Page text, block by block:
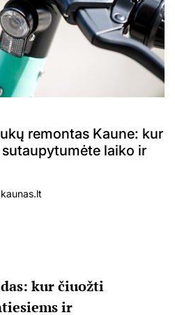
remontas Kaune: kur
laiko ir
kur čiuožti
ir